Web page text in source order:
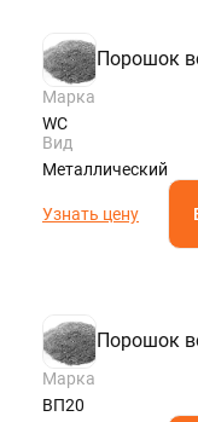
Порошок
Марка
WC
Вид
Металлический
Узнать цену
Порошок
Марка
ВП20